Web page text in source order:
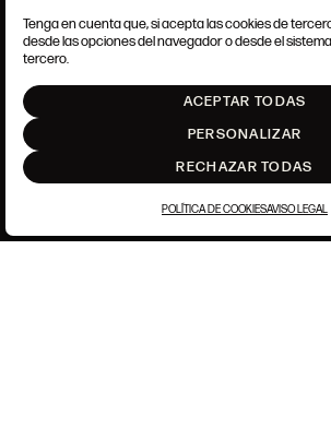
POLÍTICA DE COOKIES
AJUSTE DE COOKIES
Tenga en cuenta que, si acepta las cookies de
desde las opciones del navegador o desde el
tercero.
ACEPTAR TODAS
PERSONALIZAR
RECHAZAR TODAS
POLÍTICA DE COOKIESAVISO LEGAL